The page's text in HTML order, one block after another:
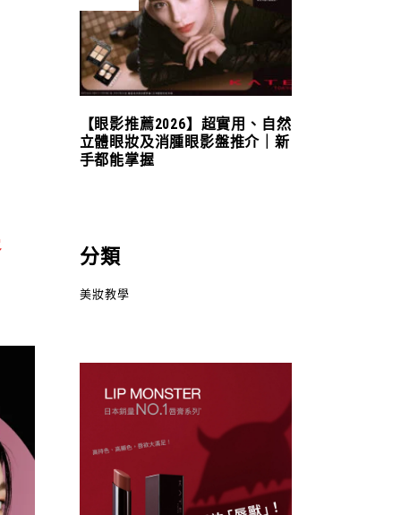
【眼影推薦2026】超實用、自然
立體眼妝及消腫眼影盤推介｜新
手都能掌握
分類
美妝教學